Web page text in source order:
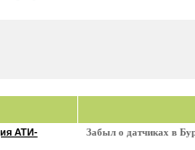
АТИ-
Забыл о датчиках в